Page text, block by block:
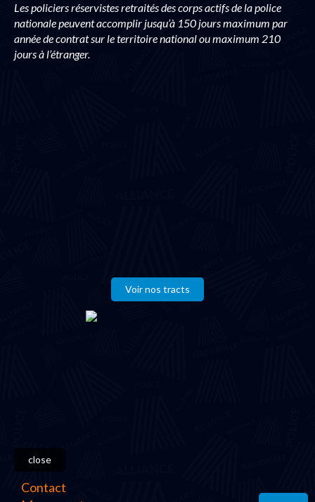
Les policiers réservistes retraités des corps actifs de la police
nationale peuvent accomplir jusqu’à 150 jours maximum par
année de contrat sur le territoire national ou maximum 210
jours à l’étranger.
Voir nos tracts
close
Contact